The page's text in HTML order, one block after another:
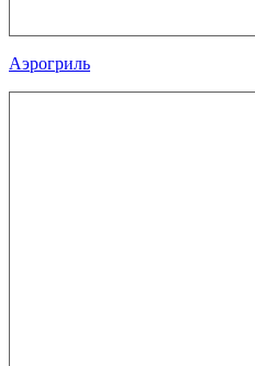
Аэрогриль